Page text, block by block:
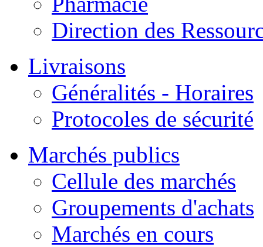
Direction des
Livraisons
Généralités - Horaires
Protocoles de sécurité
Marchés publics
Cellule des marchés
Groupements d'achats
Marchés en cours